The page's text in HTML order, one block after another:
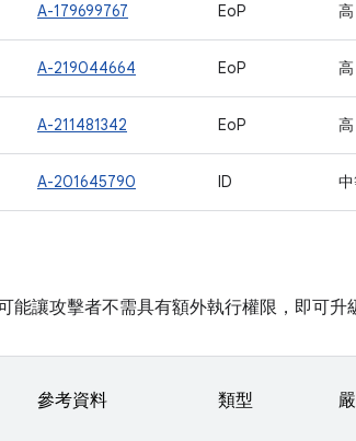
A-179699767 EoP 高
A-219044664 EoP 高
A-211481342 EoP 高
A-201645790 ID
能讓攻擊者不需具有額外執行權限，即可升
參考資料 類型